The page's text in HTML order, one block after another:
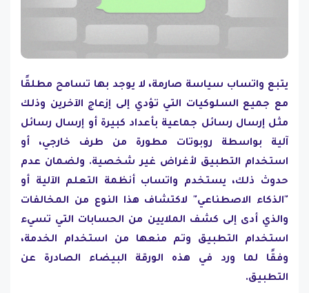
يتبع واتساب سياسة صارمة، لا يوجد بها تسامح مطلقًا
مع جميع السلوكيات التي تؤدي إلى إزعاج الآخرين وذلك
مثل إرسال رسائل جماعية بأعداد كبيرة أو إرسال رسائل
آلية بواسطة روبوتات مطورة من طرف خارجي، أو
استخدام التطبيق لأغراض غير شخصية. ولضمان عدم
حدوث ذلك، يستخدم واتساب أنظمة التعلم الآلية أو
"الذكاء الاصطناعي" لاكتشاف هذا النوع من المخالفات
والذي أدى إلى كشف الملايين من الحسابات التي تسيء
استخدام التطبيق وتم منعها من استخدام الخدمة،
وفقًا لما ورد في هذه الورقة البيضاء الصادرة عن
التطبيق.